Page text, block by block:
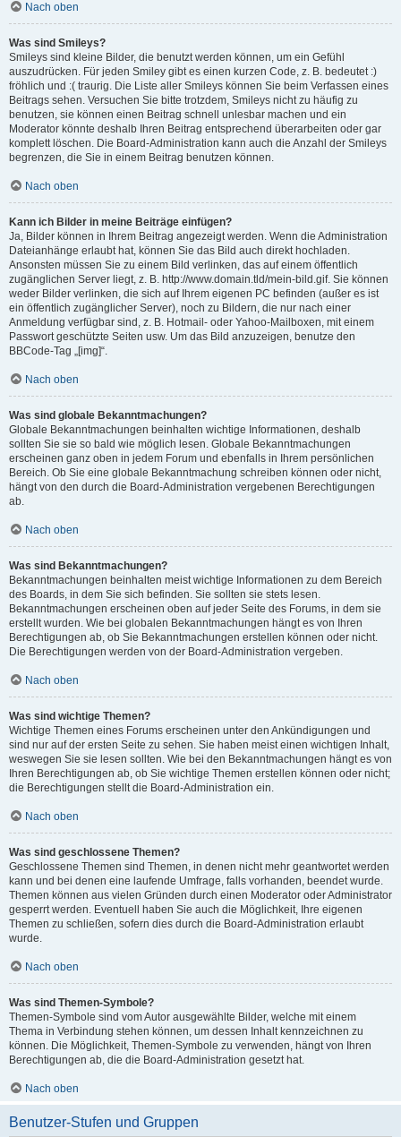
Nach oben
Was sind Smileys?
Smileys sind kleine Bilder, die benutzt werden können, um ein Gefühl
auszudrücken. Für jeden Smiley gibt es einen kurzen Code, z. B. bedeutet :)
fröhlich und :( traurig. Die Liste aller Smileys können Sie beim Verfassen eines
Beitrags sehen. Versuchen Sie bitte trotzdem, Smileys nicht zu häufig zu
benutzen, sie können einen Beitrag schnell unlesbar machen und ein
Moderator könnte deshalb Ihren Beitrag entsprechend überarbeiten oder gar
komplett löschen. Die Board-Administration kann auch die Anzahl der Smileys
begrenzen, die Sie in einem Beitrag benutzen können.
Nach oben
Kann ich Bilder in meine Beiträge einfügen?
Ja, Bilder können in Ihrem Beitrag angezeigt werden. Wenn die Administration
Dateianhänge erlaubt hat, können Sie das Bild auch direkt hochladen.
Ansonsten müssen Sie zu einem Bild verlinken, das auf einem öffentlich
zugänglichen Server liegt, z. B. http://www.domain.tld/mein-bild.gif. Sie können
weder Bilder verlinken, die sich auf Ihrem eigenen PC befinden (außer es ist
ein öffentlich zugänglicher Server), noch zu Bildern, die nur nach einer
Anmeldung verfügbar sind, z. B. Hotmail- oder Yahoo-Mailboxen, mit einem
Passwort geschützte Seiten usw. Um das Bild anzuzeigen, benutze den
BBCode-Tag „[img]“.
Nach oben
Was sind globale Bekanntmachungen?
Globale Bekanntmachungen beinhalten wichtige Informationen, deshalb
sollten Sie sie so bald wie möglich lesen. Globale Bekanntmachungen
erscheinen ganz oben in jedem Forum und ebenfalls in Ihrem persönlichen
Bereich. Ob Sie eine globale Bekanntmachung schreiben können oder nicht,
hängt von den durch die Board-Administration vergebenen Berechtigungen
ab.
Nach oben
Was sind Bekanntmachungen?
Bekanntmachungen beinhalten meist wichtige Informationen zu dem Bereich
des Boards, in dem Sie sich befinden. Sie sollten sie stets lesen.
Bekanntmachungen erscheinen oben auf jeder Seite des Forums, in dem sie
erstellt wurden. Wie bei globalen Bekanntmachungen hängt es von Ihren
Berechtigungen ab, ob Sie Bekanntmachungen erstellen können oder nicht.
Die Berechtigungen werden von der Board-Administration vergeben.
Nach oben
Was sind wichtige Themen?
Wichtige Themen eines Forums erscheinen unter den Ankündigungen und
sind nur auf der ersten Seite zu sehen. Sie haben meist einen wichtigen Inhalt,
weswegen Sie sie lesen sollten. Wie bei den Bekanntmachungen hängt es von
Ihren Berechtigungen ab, ob Sie wichtige Themen erstellen können oder nicht;
die Berechtigungen stellt die Board-Administration ein.
Nach oben
Was sind geschlossene Themen?
Geschlossene Themen sind Themen, in denen nicht mehr geantwortet werden
kann und bei denen eine laufende Umfrage, falls vorhanden, beendet wurde.
Themen können aus vielen Gründen durch einen Moderator oder Administrator
gesperrt werden. Eventuell haben Sie auch die Möglichkeit, Ihre eigenen
Themen zu schließen, sofern dies durch die Board-Administration erlaubt
wurde.
Nach oben
Was sind Themen-Symbole?
Themen-Symbole sind vom Autor ausgewählte Bilder, welche mit einem
Thema in Verbindung stehen können, um dessen Inhalt kennzeichnen zu
können. Die Möglichkeit, Themen-Symbole zu verwenden, hängt von Ihren
Berechtigungen ab, die die Board-Administration gesetzt hat.
Nach oben
Benutzer-Stufen und Gruppen